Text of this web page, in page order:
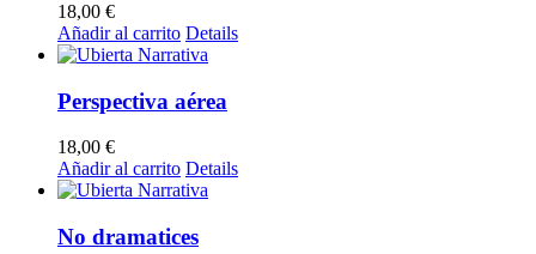
18,00 €
Añadir al carrito Details
Perspectiva aérea
18,00 €
Añadir al carrito Details
No dramatices